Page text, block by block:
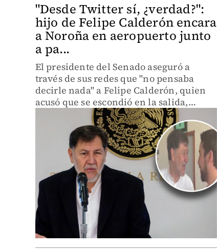
"Desde Twitter sí, ¿verdad?":
hijo de Felipe Calderón encara
a Noroña en aeropuerto junto
a pa...
El presidente del Senado aseguró a
través de sus redes que "no pensaba
decirle nada" a Felipe Calderón, quien
acusó que se escondió en la salida,
cuando se encontró a su hijo.